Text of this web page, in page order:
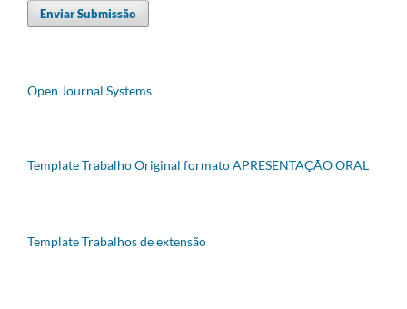
Enviar Submissão
Open Journal Systems
Template Trabalho Original formato APRESENTAÇÃO ORAL
Template Trabalhos de extensão